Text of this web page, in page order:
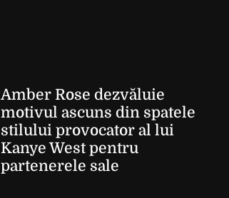
Amber Rose dezvăluie
motivul ascuns din spatele
stilului provocator al lui
Kanye West pentru
partenerele sale